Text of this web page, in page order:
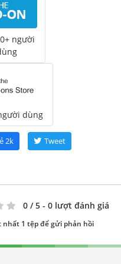
người
dùng
2k Tweet
0 / 5 - 0 lượt đánh giá
nhất 1 tệp để gửi phản hồi